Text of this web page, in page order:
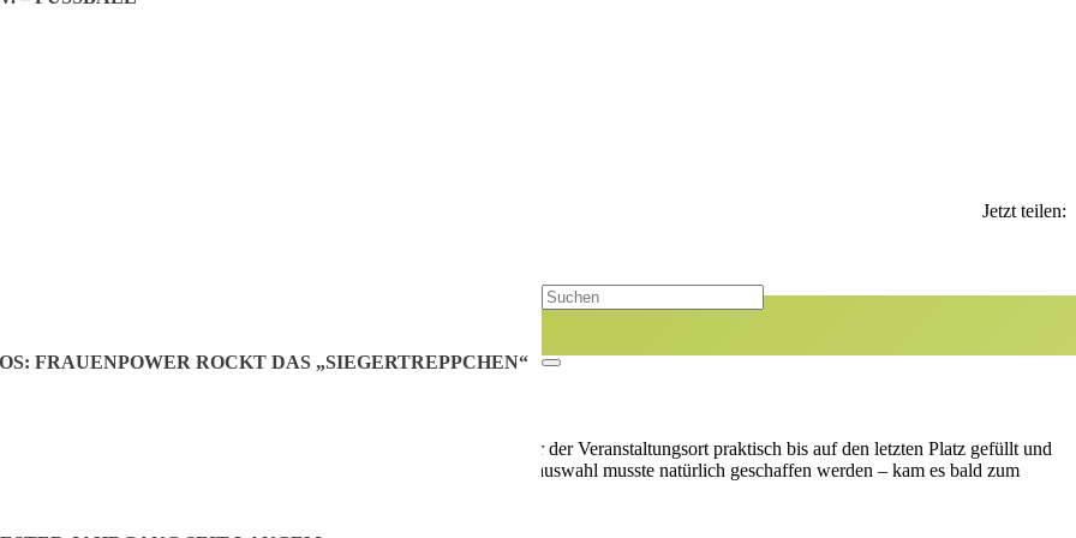
FRAUENPOWER ROCKT DAS „SIEGERTREPPCHEN“
Jetzt teilen:
das Publikum bei den Faschingsbällen begeistern.
regieren im Fasching
der SG Edelweiß beim Weinfest im Gemeindesaal. Tatsächlich war der Veranstaltungsort praktisch bis auf den letzten Platz gefüllt und
stärken konnten – eine Grundlage für die reichliche Weinauswahl musste natürlich geschaffen werden – kam es bald zum
regierenden Prinzenpaare wurden vorgestellt.